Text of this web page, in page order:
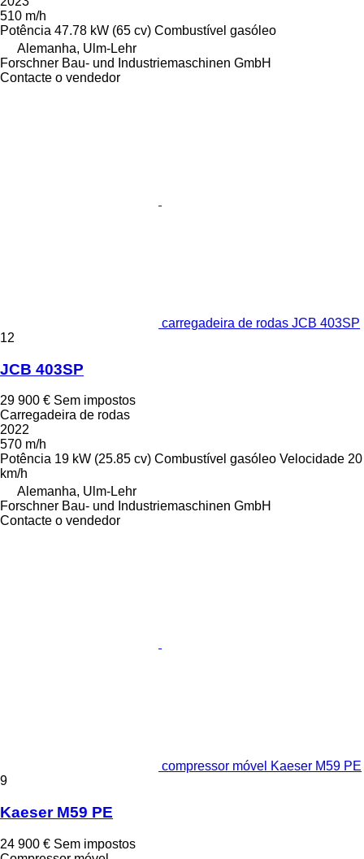
510 m/h
Potência 47.78 kW (65 cv) Combustível gasóleo
Alemanha, Ulm-Lehr
Forschner Bau- und Industriemaschinen GmbH
Contacte o vendedor
carregadeira de rodas JCB 403SP
12
JCB 403SP
29 900 € Sem impostos
Carregadeira de rodas
2022
570 m/h
Potência 19 kW (25.85 cv) Combustível gasóleo Velocidade 20
km/h
Alemanha, Ulm-Lehr
Forschner Bau- und Industriemaschinen GmbH
Contacte o vendedor
compressor móvel Kaeser M59 PE
9
Kaeser M59 PE
24 900 € Sem impostos